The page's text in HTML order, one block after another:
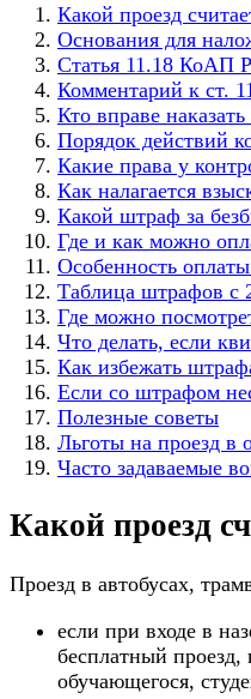
Какой проезд
Основания для
Статья 11.18 КоАП
Комментарий к ст.
Кто вправе
Порядок действий
Какие права у
Как налагается
Какой штраф за
Где и как можно
Особенность
Таблица штрафов с
Где можно
Что делать, если
Как избежать
Если со штрафом
Полезные советы
Льготы на проезд в
Часто задаваемые
Какой проезд
Проезд в автобусах,
если при входе в
бесплатный
обучающегося,